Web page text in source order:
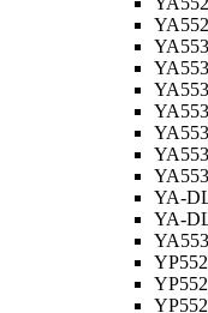
YA-
YA-